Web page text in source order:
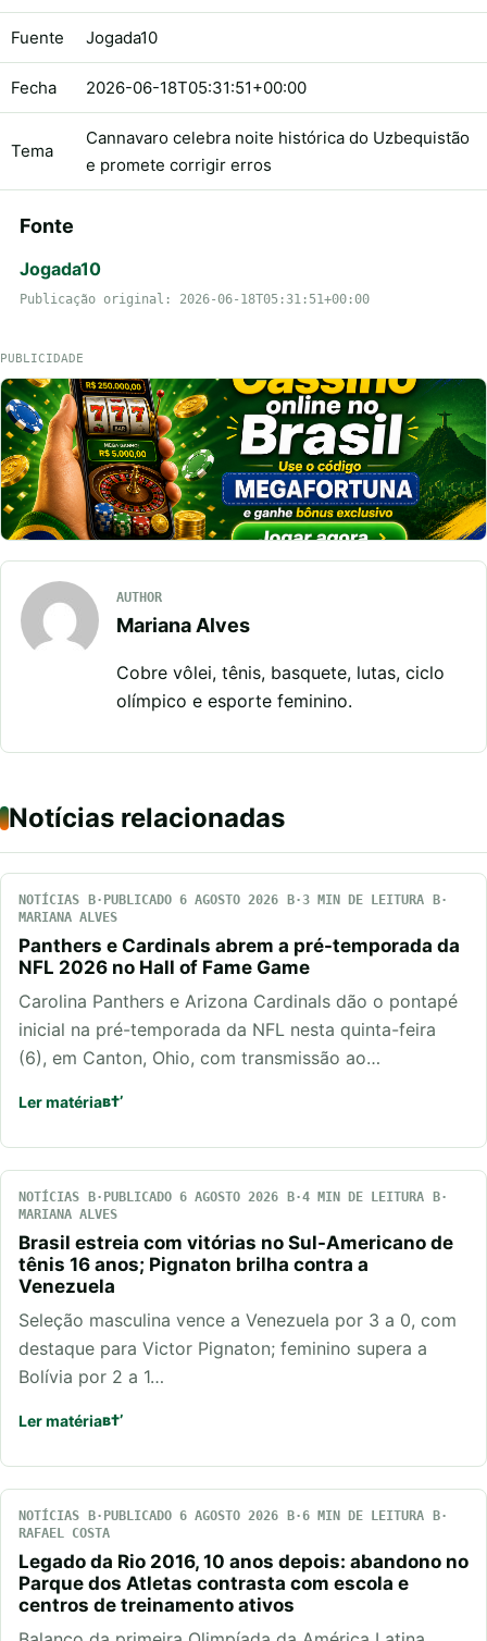
Fuente Jogada10
Fecha 2026-06-18T05:31:51+00:00
Tema
Cannavaro celebra noite histórica do Uzbequistão
e promete corrigir erros
Fonte
Jogada10
Publicação original: 2026-06-18T05:31:51+00:00
PUBLICIDADE
AUTHOR
Mariana Alves
Cobre vôlei, tênis, basquete, lutas, ciclo
olímpico e esporte feminino.
Notícias relacionadas
NOTÍCIAS PUBLICADO 6 AGOSTO 2026
3 MIN DE LEITURA
MARIANA ALVES
Panthers e Cardinals abrem a pré-temporada da
NFL 2026 no Hall of Fame Game
Carolina Panthers e Arizona Cardinals dão o pontapé
inicial na pré-temporada da NFL nesta quinta-feira
(6), em Canton, Ohio, com transmissão ao…
Ler matéria
NOTÍCIAS PUBLICADO 6 AGOSTO 2026
4 MIN DE LEITURA
MARIANA ALVES
Brasil estreia com vitórias no Sul-Americano de
tênis 16 anos; Pignaton brilha contra a
Venezuela
Seleção masculina vence a Venezuela por 3 a 0, com
destaque para Victor Pignaton; feminino supera a
Bolívia por 2 a 1…
Ler matéria
NOTÍCIAS PUBLICADO 6 AGOSTO 2026
6 MIN DE LEITURA
RAFAEL COSTA
Legado da Rio 2016, 10 anos depois: abandono no
Parque dos Atletas contrasta com escola e
centros de treinamento ativos